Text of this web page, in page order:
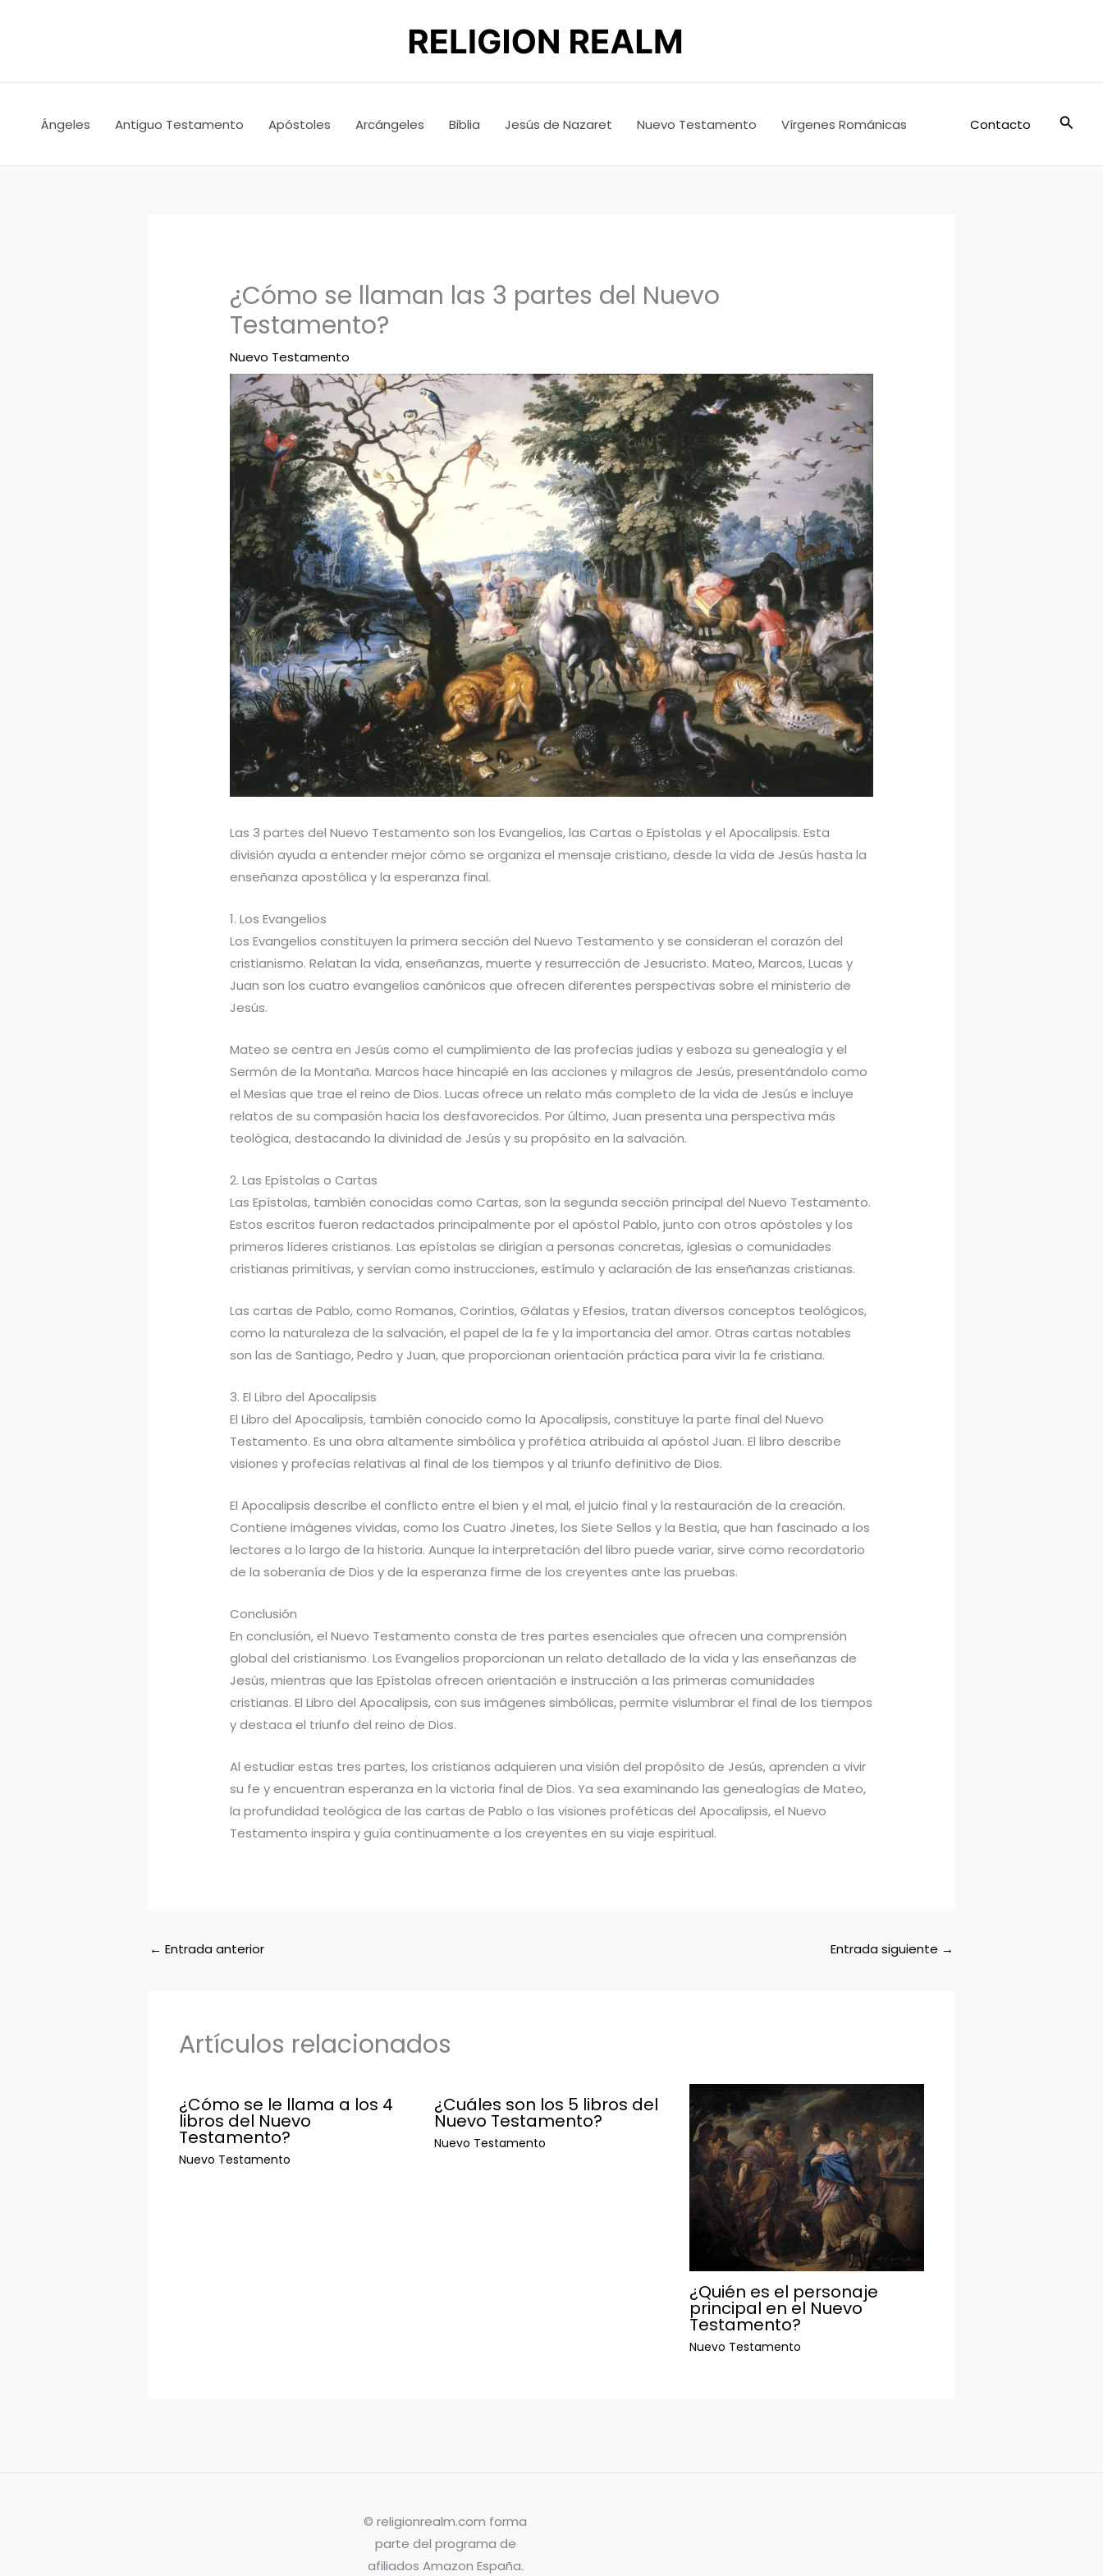
Ángeles Antiguo Testamento Apóstoles Arcángeles Biblia Jesús de Nazaret Nuevo Testamento Vírgenes Románicas Contacto
¿Cómo se llaman las 3 partes del Nuevo
Testamento?
Nuevo Testamento
Las 3 partes del Nuevo Testamento son los Evangelios, las Cartas o Epístolas y el Apocalipsis. Esta
división ayuda a entender mejor cómo se organiza el mensaje cristiano, desde la vida de Jesús hasta la
enseñanza apostólica y la esperanza final.
1. Los Evangelios
Los Evangelios constituyen la primera sección del Nuevo Testamento y se consideran el corazón del
cristianismo. Relatan la vida, enseñanzas, muerte y resurrección de Jesucristo. Mateo, Marcos, Lucas y
Juan son los cuatro evangelios canónicos que ofrecen diferentes perspectivas sobre el ministerio de
Jesús.
Mateo se centra en Jesús como el cumplimiento de las profecías judías y esboza su genealogía y el
Sermón de la Montaña. Marcos hace hincapié en las acciones y milagros de Jesús, presentándolo como
el Mesías que trae el reino de Dios. Lucas ofrece un relato más completo de la vida de Jesús e incluye
relatos de su compasión hacia los desfavorecidos. Por último, Juan presenta una perspectiva más
teológica, destacando la divinidad de Jesús y su propósito en la salvación.
2. Las Epístolas o Cartas
Las Epístolas, también conocidas como Cartas, son la segunda sección principal del Nuevo Testamento.
Estos escritos fueron redactados principalmente por el apóstol Pablo, junto con otros apóstoles y los
primeros líderes cristianos. Las epístolas se dirigían a personas concretas, iglesias o comunidades
cristianas primitivas, y servían como instrucciones, estímulo y aclaración de las enseñanzas cristianas.
Las cartas de Pablo, como Romanos, Corintios, Gálatas y Efesios, tratan diversos conceptos teológicos,
como la naturaleza de la salvación, el papel de la fe y la importancia del amor. Otras cartas notables
son las de Santiago, Pedro y Juan, que proporcionan orientación práctica para vivir la fe cristiana.
3. El Libro del Apocalipsis
El Libro del Apocalipsis, también conocido como la Apocalipsis, constituye la parte final del Nuevo
Testamento. Es una obra altamente simbólica y profética atribuida al apóstol Juan. El libro describe
visiones y profecías relativas al final de los tiempos y al triunfo definitivo de Dios.
El Apocalipsis describe el conflicto entre el bien y el mal, el juicio final y la restauración de la creación.
Contiene imágenes vívidas, como los Cuatro Jinetes, los Siete Sellos y la Bestia, que han fascinado a los
lectores a lo largo de la historia. Aunque la interpretación del libro puede variar, sirve como recordatorio
de la soberanía de Dios y de la esperanza firme de los creyentes ante las pruebas.
Conclusión
En conclusión, el Nuevo Testamento consta de tres partes esenciales que ofrecen una comprensión
global del cristianismo. Los Evangelios proporcionan un relato detallado de la vida y las enseñanzas de
Jesús, mientras que las Epístolas ofrecen orientación e instrucción a las primeras comunidades
cristianas. El Libro del Apocalipsis, con sus imágenes simbólicas, permite vislumbrar el final de los tiempos
y destaca el triunfo del reino de Dios.
Al estudiar estas tres partes, los cristianos adquieren una visión del propósito de Jesús, aprenden a vivir
su fe y encuentran esperanza en la victoria final de Dios. Ya sea examinando las genealogías de Mateo,
la profundidad teológica de las cartas de Pablo o las visiones proféticas del Apocalipsis, el Nuevo
Testamento inspira y guía continuamente a los creyentes en su viaje espiritual.
← Entrada anterior Entrada siguiente →
Artículos relacionados
¿Cómo se le llama a los 4
libros del Nuevo
Testamento?
Nuevo Testamento
¿Cuáles son los 5 libros del
Nuevo Testamento?
Nuevo Testamento
¿Quién es el personaje
principal en el Nuevo
Testamento?
Nuevo Testamento
© religionrealm.com forma
parte del programa de
afiliados Amazon España.